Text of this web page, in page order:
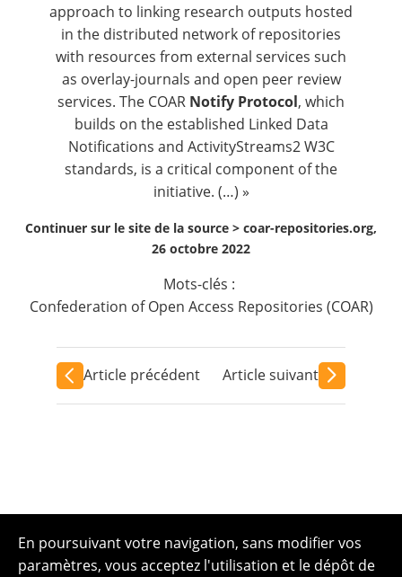
approach to linking research outputs hosted
in the distributed network of repositories
with resources from external services such
as overlay-journals and open peer review
services. The COAR Notify Protocol, which
builds on the established Linked Data
Notifications and ActivityStreams2 W3C
standards, is a critical component of the
initiative. (…) »
Continuer sur le site de la source > coar-repositories.org,
26 octobre 2022
Mots-clés :
Confederation of Open Access Repositories (COAR)
Article précédent Article suivant
En poursuivant votre navigation, sans modifier vos
paramètres, vous acceptez l'utilisation et le dépôt de